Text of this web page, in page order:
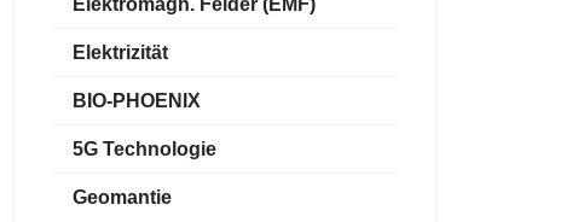
Elektromagn. Felder (EMF)
Elektrizität
BIO-PHOENIX
5G Technologie
Geomantie